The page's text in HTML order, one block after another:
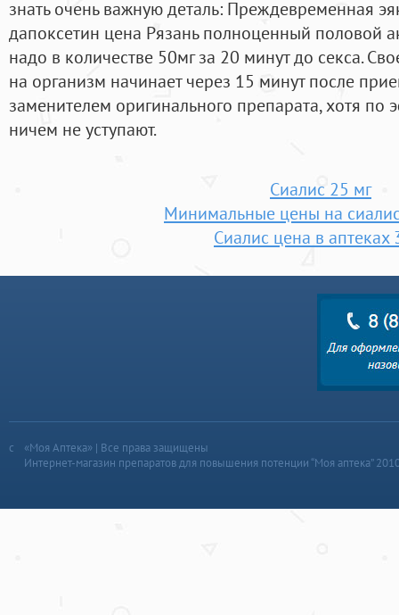
знать очень важную деталь: Преждевременная
дапоксетин цена Рязань полноценный половой
надо в количестве 50мг за 20 минут до секса.
на организм начинает через 15 минут после
заменителем оригинального препарата, хотя
ничем не уступают.
Сиалис 25 мг
Минимальные цены на
Сиалис цена в аптеках
«Моя Аптека» | Все права защищены
Интернет-магазин препаратов для повышения потенции “Моя аптека”